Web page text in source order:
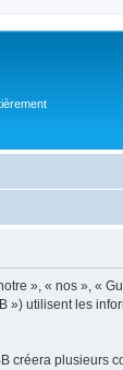
», « nos », «
utilisent les
plusieurs